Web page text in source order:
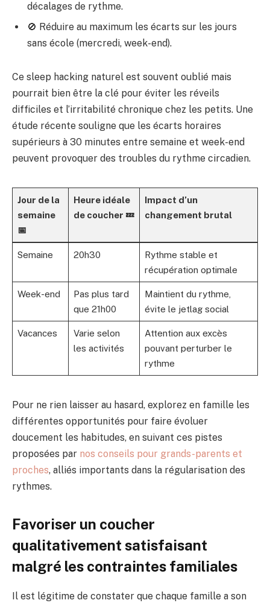
décalages de rythme.
🚫 Réduire au maximum les écarts sur les jours
sans école (mercredi, week-end).
Ce sleep hacking naturel est souvent oublié mais
pourrait bien être la clé pour éviter les réveils
difficiles et l’irritabilité chronique chez les petits. Une
étude récente souligne que les écarts horaires
supérieurs à 30 minutes entre semaine et week-end
peuvent provoquer des troubles du rythme circadien.
Jour de la
semaine
📅
Heure idéale
de coucher 💤
Impact d’un
changement brutal
Semaine 20h30
Rythme stable et
récupération optimale
Week-end
Pas plus tard
que 21h00
Maintient du rythme,
évite le jetlag social
Vacances
Varie selon
les activités
Attention aux excès
pouvant perturber le
rythme
Pour ne rien laisser au hasard, explorez en famille les
différentes opportunités pour faire évoluer
doucement les habitudes, en suivant ces pistes
proposées par nos conseils pour grands-parents et
proches, alliés importants dans la régularisation des
rythmes.
Favoriser un coucher
qualitativement satisfaisant
malgré les contraintes familiales
Il est légitime de constater que chaque famille a son